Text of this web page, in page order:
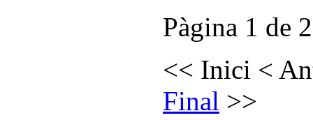
Pàgina 1 de 2
<< Inici <
Final >>